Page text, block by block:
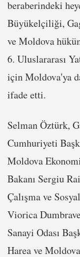
beraberindeki
Büyükelçiliği,
ve Moldova
6. Uluslararası
için Moldova'ya
ifade etti.
Selman Öztürk,
Cumhuriyeti
Moldova
Bakanı Sergiu
Çalışma ve
Viorica
Sanayi Odası
Harea ve